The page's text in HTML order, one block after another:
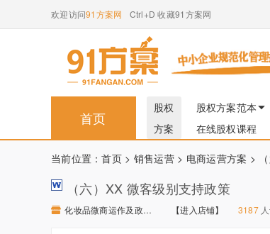
欢迎访问91方案网 Ctrl+D 收藏91方案网
首页
股权
方案
股权方案范本
在线股权课程
当前位置：首页> 销售运营> 电商运营方案 >
（六）XX 微客级别支持政策
化妆品微商运作及政策 【进入店铺】 【进入店铺】 3187人